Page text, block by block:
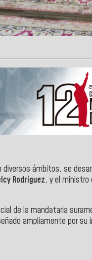
ámbitos, se
Rodríguez, y el ministro
de la mandataria
ampliamente por